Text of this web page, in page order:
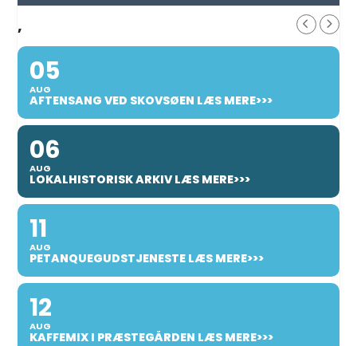
,
05
AUG
AFTENSANG VED SKOVSØEN LÆS MERE>>>
06
AUG
LOKALHISTORISK ARKIV LÆS MERE>>>
11
AUG
PETANQUEGUDSTJENESTE LÆS MERE>>>
12
AUG
KAFFEMIX I PRÆSTEGÅRDEN LÆS MERE>>>